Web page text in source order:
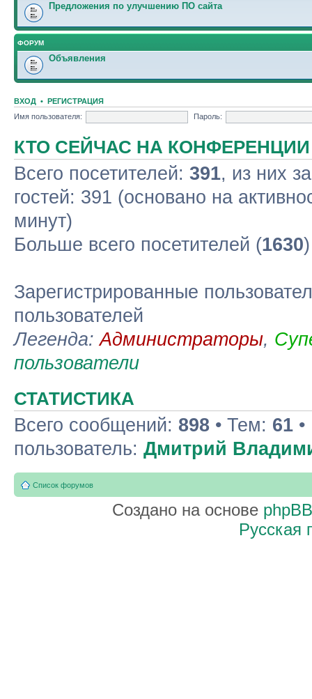
Предложения по улучшению ПО сайта
ФОРУМ
Объявления
ВХОД • РЕГИСТРАЦИЯ
Имя пользователя:
Пароль:
КТО СЕЙЧАС НА КОНФЕРЕНЦИИ
Всего посетителей: 391, из них
гостей: 391 (основано на
минут)
Больше всего посетителей (1630
Зарегистрированные
пользователей
Легенда:Администраторы,
пользователи
СТАТИСТИКА
Всего сообщений: 898 • Тем: 61
пользователь: Дмитрий
Список форумов
Создано на основе phpBB
Русская